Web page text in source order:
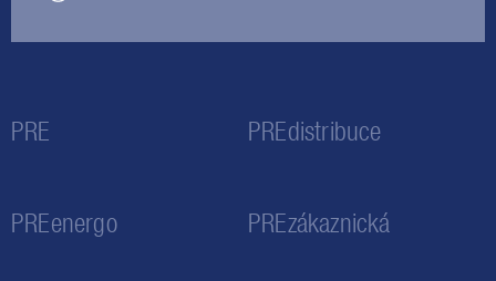
PRE PREdistribuce
PREenergo PREzákaznická